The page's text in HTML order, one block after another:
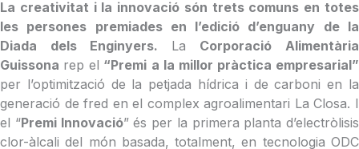
La creativitat i la innovació són trets comuns en totes
les persones premiades en l’edició d’enguany de la
Diada dels Enginyers. La Corporació Alimentària
Guissona rep el “Premi a la millor pràctica empresarial”
per l’optimització de la petjada hídrica i de carboni en la
generació de fred en el complex agroalimentari La Closa. I
el “Premi Innovació” és per la primera planta d’electròlisis
clor-àlcali del món basada, totalment, en tecnologia ODC